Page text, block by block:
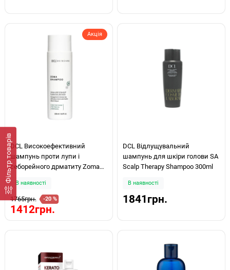
Фiльтр товарів
Акція
DCL Високоефективний
шампунь проти лупи і
себорейного дрматиту Zoma
Shampoo 236мл
В наявності
1765грн. -20 %
1412грн.
DCL Відлущувальний
шампунь для шкіри голови SA
Scalp Therapy Shampoo 300ml
В наявності
1841грн.